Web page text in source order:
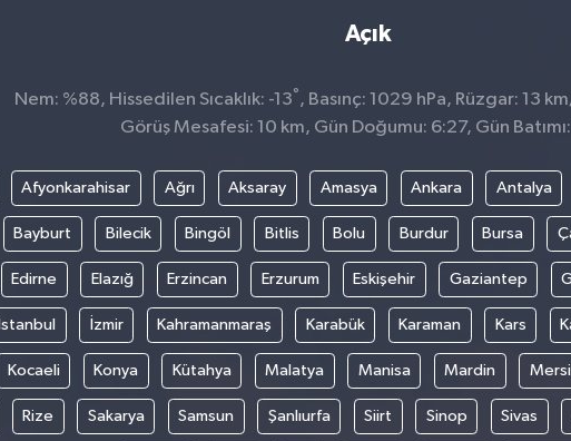
Açık
Nem: %88, Hissedilen Sıcaklık: -13° , Basınç: 1029 hPa, Rüzgar: 13
Görüş Mesafesi: 10 km, Gün Doğumu: 6:27, Gün
Afyonkarahisar Ağrı Aksaray Amasya Ankara Antalya
Bayburt Bilecik Bingöl Bitlis Bolu Burdur Bursa
Edirne Elazığ Erzincan Erzurum Eskişehir Gaziantep
İstanbul İzmir Kahramanmaraş Karabük Karaman Kars
Kocaeli Konya Kütahya Malatya Manisa Mardin
Rize Sakarya Samsun Şanlıurfa Siirt Sinop Sivas